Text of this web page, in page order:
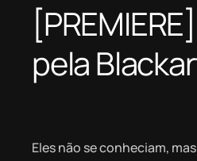
pela
Eles não se conheciam,